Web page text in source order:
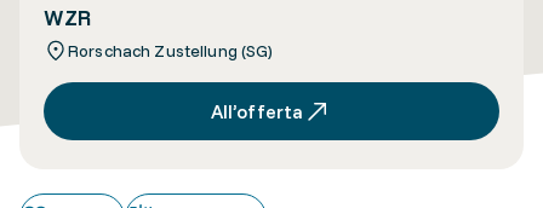
WZR
Rorschach Zustellung (SG)
All’offerta